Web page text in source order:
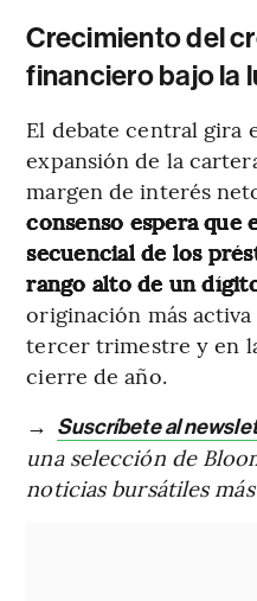
Crecimiento del
financiero bajo la
El debate central gira
expansión de la
margen de interés
consenso espera que
secuencial de los
rango alto de un
originación más
tercer trimestre y en
cierre de año.
→ Suscríbete al
una selección de
noticias bursátiles